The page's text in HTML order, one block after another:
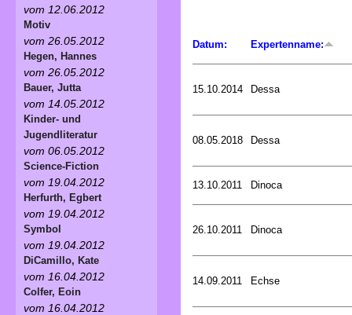
Datum: Expertenname:
15.10.2014 Dessa
08.05.2018 Dessa
13.10.2011 Dinoca
26.10.2011 Dinoca
14.09.2011 Echse
vom 12.06.2012
Motiv
vom 26.05.2012
Hegen, Hannes
vom 26.05.2012
Bauer, Jutta
vom 14.05.2012
Kinder- und
Jugendliteratur
vom 06.05.2012
Science-Fiction
vom 19.04.2012
Herfurth, Egbert
vom 19.04.2012
Symbol
vom 19.04.2012
DiCamillo, Kate
vom 16.04.2012
Colfer, Eoin
vom 16.04.2012